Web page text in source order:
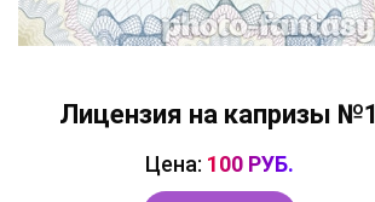
Лицензия на капризы №1
Цена: 100 РУБ.